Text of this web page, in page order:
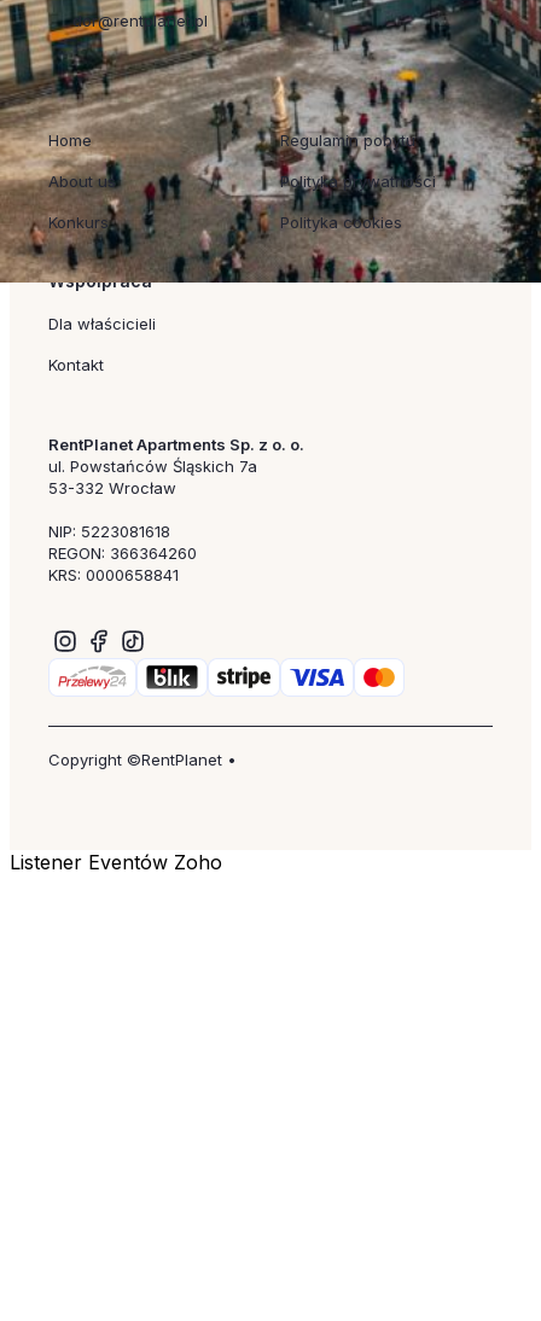
dor@rentplanet.pl
Szybkie linki
Home
About us
Konkurs
Regulaminy
Regulamin pobytu
Polityka prywatności
Polityka cookies
Współpraca
Dla właścicieli
Kontakt
RentPlanet Apartments Sp. z o. o.
ul. Powstańców Śląskich 7a
53-332 Wrocław
NIP: 5223081618
REGON: 366364260
KRS: 0000658841
Copyright ©RentPlanet •
Listener Eventów Zoho